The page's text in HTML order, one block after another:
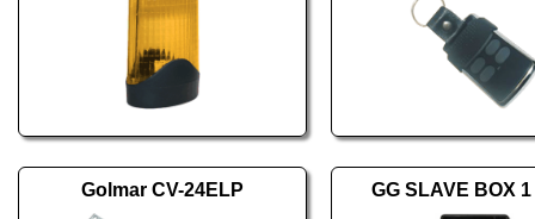
Golmar CV-24ELP GG SLAVE BOX